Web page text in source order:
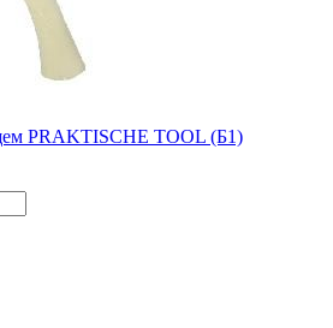
PRAKTISCHE TOOL (Б1)